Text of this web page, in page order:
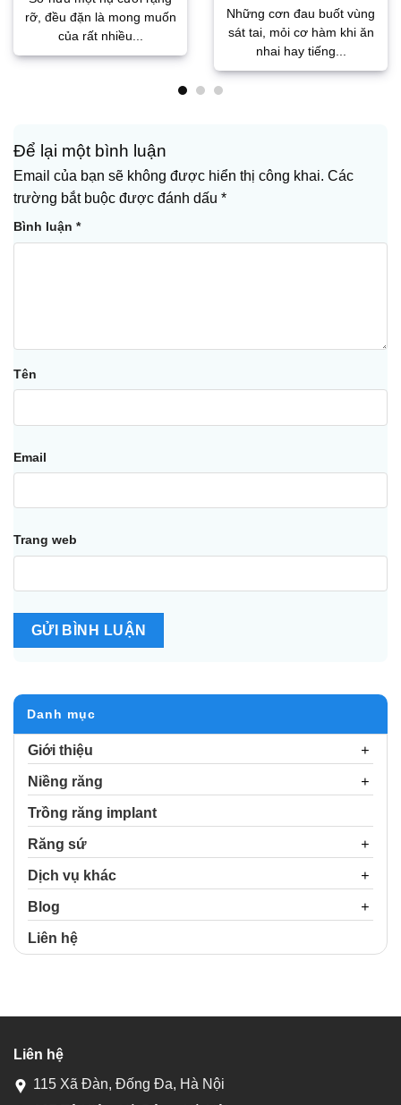
Tình trạng bọc răng sứ bị
hôi miệng không chỉ cản
Khi đối mặt với cơn đau
nhức dữ dội buốt lên tận óc
do viêm...
Để lại một bình luận
Email của bạn sẽ không được hiển thị công khai. Các
trường bắt buộc được đánh dấu *
Bình luận *
Tên
Email
Trang web
Danh mục
Giới thiệu
Niềng răng
Trồng răng implant
Răng sứ
Dịch vụ khác
Blog
Liên hệ
Liên hệ
115 Xã Đàn, Đống Đa, Hà Nội